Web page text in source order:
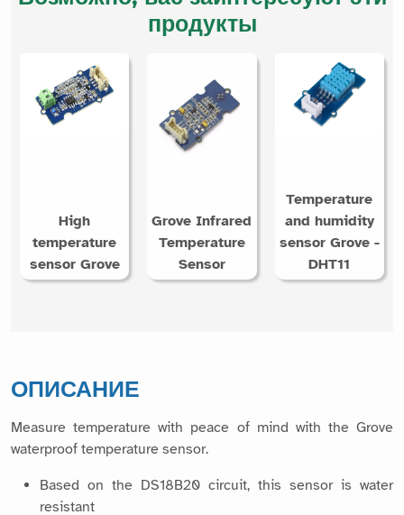
продукты
High
temperature
sensor Grove
Grove Infrared
Temperature
Sensor
Temperature
and humidity
sensor Grove -
DHT11
ОПИСАНИЕ
Measure temperature with peace of mind with the Grove
waterproof temperature sensor.
Based on the DS18B20 circuit, this sensor is water
resistant